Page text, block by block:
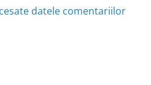
datele comentariilor